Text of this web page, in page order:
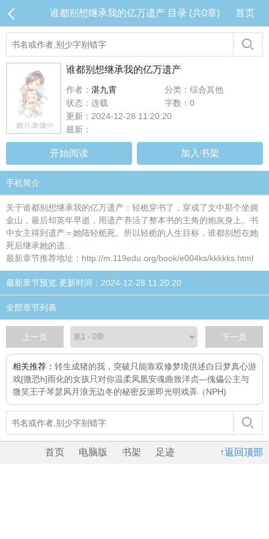
谁都别想继承我的亿万遗产 目录 (共0章) 首页
谁都别想继承我的亿万遗产
作者： 湛九霄
分类：综合其他
状态：连载
字数：0
更新：2024-12-28 11:20:20
最新：
开始阅读 加入书架
手机简介
关于谁都别想继承我的亿万遗产：轻栀穿书了，穿成了文中那个坐拥
金山，最后却英年早逝，用遗产养活了整本书的主角的炮灰身上。书
中女主得到遗产＝她陆轻栀死。所以轻栀的人生目标，谁都别想在她
死后继承她的遗..
最新章节推荐地址：http://m.119edu.org/book/e004ks/kkkkks.html
最新章节预览 更新时间：2024-12-28 11:20:20
全部章节列表
上一页 下一页
相关推荐： 转生成猪的我，突破只能靠双修梦境供述白日梦真心游
戏[微恐h]雨化的女孩只对你温柔凤凰安魂曲致洋贞—傀儡公主与
微笑王子琴瑟风月浪无边冬的秘密反派即光明戏弄（NPH)
↑返回顶部
首页 电脑版 书架 足迹